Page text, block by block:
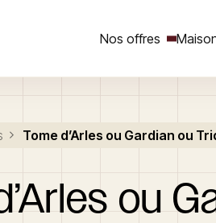
Nos offres
Tome d’Arles ou Gardian ou
ou